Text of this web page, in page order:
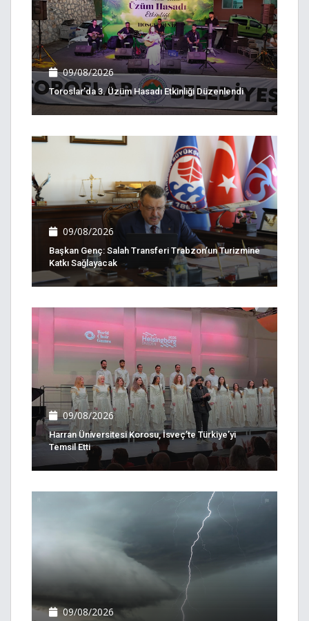
09/08/2026
Toroslar’da 3. Üzüm Hasadı Etkinliği Düzenlendi
09/08/2026
Başkan Genç: Salah Transferi Trabzon’un Turizmine
Katkı Sağlayacak
09/08/2026
Harran Üniversitesi Korosu, İsveç’te Türkiye’yi
Temsil Etti
09/08/2026